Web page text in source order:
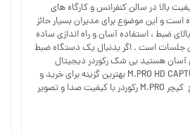
بالا در سالن کنفرانس و کارگاه های
و این موضوع برای مدیران بسیار حائز
ضبط ، استفاده آسان و راه اندازی ساده
جلسات است . اگر بدنبال یک دستگاه ضبط
آسان هستید بی شک رکوردر دیجیتال
سیستم ام پرو مدل M.PRO HD CAPTURE PLUS بهترین گزینه برای خرید و
نصب است . در ادامه به تشریح کپچر M.PRO رکوردر با کیفیت صدا و تصویر